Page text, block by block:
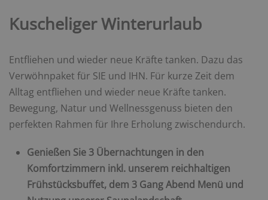
Kuscheliger Winterurlaub
Entfliehen und wieder neue Kräfte tanken. Dazu das
Verwöhnpaket für SIE und IHN. Für kurze Zeit dem
Alltag entfliehen und wieder neue Kräfte tanken.
Bewegung, Natur und Wellnessgenuss bieten den
perfekten Rahmen für Ihre Erholung zwischendurch.
Genießen Sie 3 Übernachtungen in den
Komfortzimmern inkl. unserem reichhaltigen
Frühstücksbuffet, dem 3 Gang Abend Menü und